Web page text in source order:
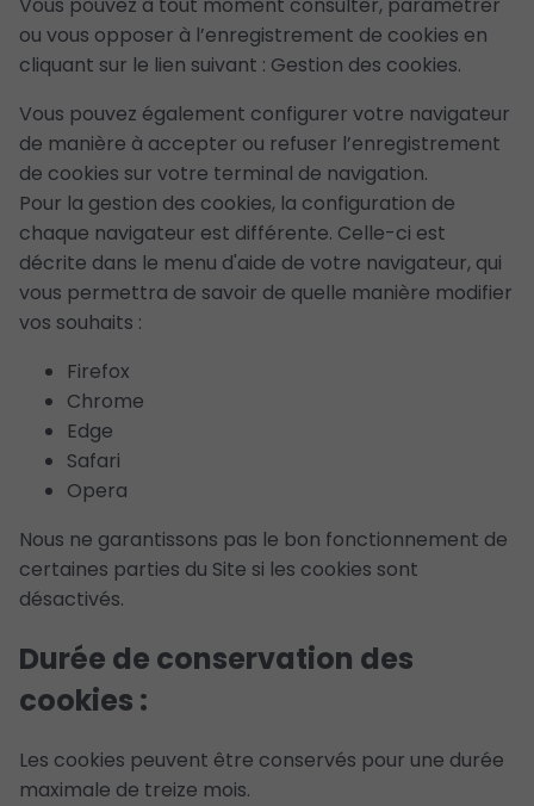
Vous pouvez à tout moment consulter, paramétrer
ou vous opposer à l’enregistrement de cookies en
cliquant sur le lien suivant : Gestion des cookies.
Vous pouvez également configurer votre navigateur
de manière à accepter ou refuser l’enregistrement
de cookies sur votre terminal de navigation.
Pour la gestion des cookies, la configuration de
chaque navigateur est différente. Celle-ci est
décrite dans le menu d'aide de votre navigateur, qui
vous permettra de savoir de quelle manière modifier
vos souhaits :
Firefox
Chrome
Edge
Safari
Opera
Nous ne garantissons pas le bon fonctionnement de
certaines parties du Site si les cookies sont
désactivés.
Durée de conservation des
cookies :
Les cookies peuvent être conservés pour une durée
maximale de treize mois.